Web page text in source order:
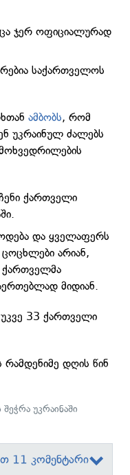
ჯერ ოფიციალურად
საქართველოს
ამბობს, რომ
უკრაინულ ძალებს
ქართველი
და ყველაფერს
ცოცხლები არიან,
ქართველმა
მიდიან.
33 ქართველი
რამდენიმე დღის წინ
უკრაინაში
11 კომენტარი